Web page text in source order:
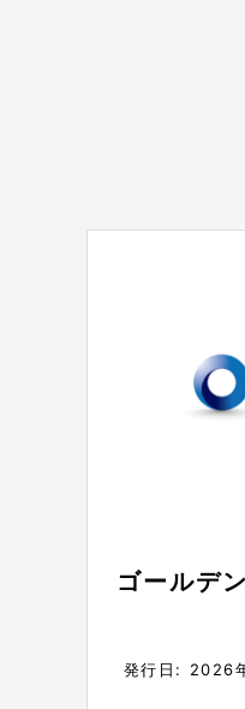
ゴールデ
発行日: 2026